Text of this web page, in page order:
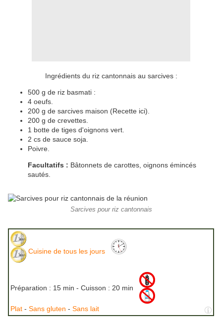
Ingrédients du riz cantonnais au sarcives :
500 g de riz basmati :
4 oeufs.
200 g de sarcives maison (Recette ici).
200 g de crevettes.
1 botte de tiges d'oignons vert.
2 cs de sauce soja.
Poivre.
Facultatifs : Bâtonnets de carottes, oignons émincés
sautés.
Sarcives pour riz cantonnais
Cuisine de tous les jours
Préparation : 15 min - Cuisson : 20 min
Plat - Sans gluten - Sans lait